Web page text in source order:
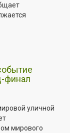
финал
уличной
мирового